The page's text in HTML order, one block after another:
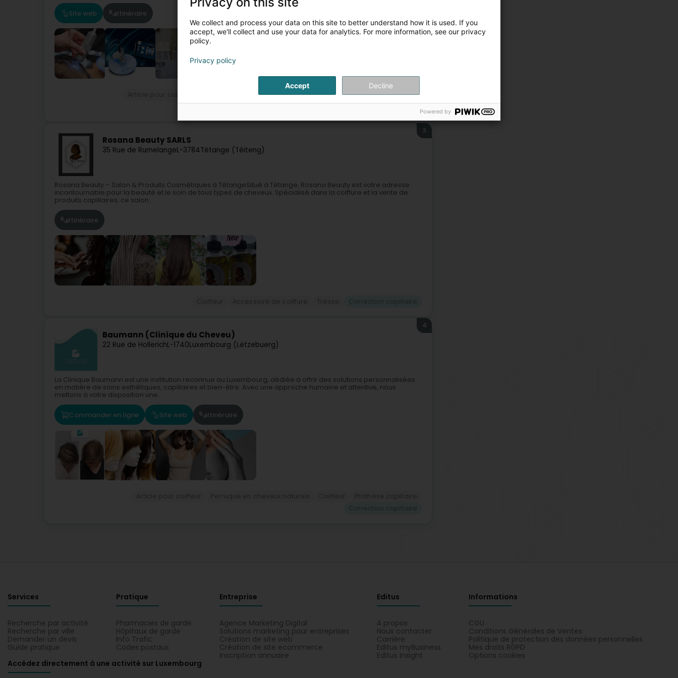
Site web Itinéraire
Perruque et prothèse Coiffeur
Perruque en cheveux naturels
Rosana Beauty SARLS
35 Rue de RumelangeL-3784Tétange (Téiteng)
3
Rosana Beauty – Salon & Produits Cosmétiques à TétangeSitué à Tétange, Rosana Beauty est votre adresse
incontournable pour la beauté et le soin de tous types de cheveux. Spécialisé dans la coiffure et la vente de
produits capillaires, ce salon...
Itinéraire
Baumann (Clinique du Cheveu)
22 Rue de HollerichL-1740Luxembourg (Lëtzebuerg)
4
La Clinique Baumann est une institution reconnue au Luxembourg, dédiée à offrir des solutions personnalisées
en matière de soins esthétiques, capillaires et bien-être. Avec une approche humaine et attentive, nous
mettons à votre disposition une...
Commander en ligne Site web Itinéraire
Services
Recherche par activité
Recherche par ville
Demander un devis
Guide pratique
Pratique
Pharmacies de garde
Hôpitaux de garde
Info Trafic
Codes postaux
Entreprise
Agence Marketing Digital
Solutions marketing pour entreprises
Création de site web
Création de site ecommerce
Inscription annuaire
Editus
A propos
Nous contacter
Carrière
Editus myBusiness
Editus Insight
Informations
CGU
Conditions Générales de Ventes
Politique de protection des données personnelles
Mes droits RGPD
Options cookies
Accédez directement à une activité sur Luxembourg
We collect and process your data on this site to better understand how it is used. If you
accept, we'll collect and use your data for analytics. For more information, see our privacy
policy.
Privacy policy
Accept Decline
Powered by